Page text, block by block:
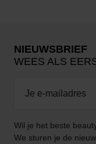
NIEUWSBRIEF
WEES ALS
Wil je het beste
We sturen je de